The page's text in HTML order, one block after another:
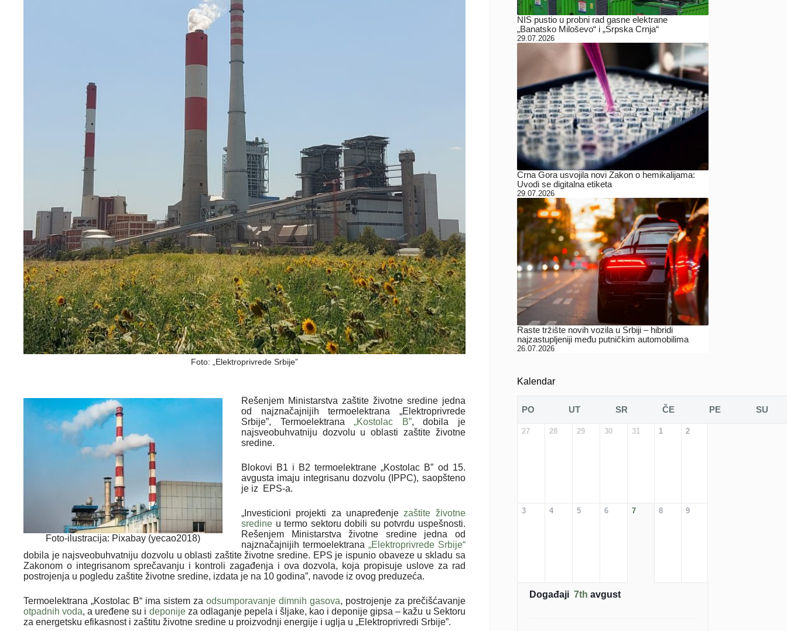
Foto: „Elektroprivrede Srbije”
Foto-ilustracija: Pixabay (yecao2018)
Rešenjem Ministarstva zaštite životne sredine jedna
od najznačajnijih termoelektrana „Elektroprivrede
Srbije”, Termoelektrana„Kostolac B”, dobila je
najsveobuhvatniju dozvolu u oblasti zaštite životne
sredine.
Blokovi B1 i B2 termoelektrane „Kostolac B” od 15.
avgusta imaju integrisanu dozvolu (IPPC), saopšteno
je iz EPS-a.
„Investicioni projekti za unapređenje zaštite životne
sredine u termo sektoru dobili su potvrdu uspešnosti.
Rešenjem Ministarstva životne sredine jedna od
najznačajnijih termoelektrana „Elektroprivrede Srbije“
dobila je najsveobuhvatniju dozvolu u oblasti zaštite životne sredine. EPS je ispunio obaveze u skladu sa
Zakonom o integrisanom sprečavanju i kontroli zagađenja i ova dozvola, koja propisuje uslove za rad
postrojenja u pogledu zaštite životne sredine, izdata je na 10 godina”, navode iz ovog preduzeća.
Termoelektrana „Kostolac B“ ima sistem za odsumporavanje dimnih gasova, postrojenje za prečišćavanje
otpadnih voda, a uređene su i deponijeza odlaganje pepela i šljake, kao i deponije gipsa – kažu u Sektoru
za energetsku efikasnost i zaštitu životne sredine u proizvodnji energije i uglja u „Elektroprivredi Srbije”.
NIS pustio u probni rad gasne elektrane
„Banatsko Miloševo“ i „Srpska Crnja“
29.07.2026
Crna Gora usvojila novi Zakon o hemikalijama:
Uvodi se digitalna etiketa
29.07.2026
Raste tržište novih vozila u Srbiji – hibridi
najzastupljeniji među putničkim automobilima
26.07.2026
Kalendar
PO UT SR ČE PE SU
27 28 29 30 31 1 2
3 4 5 6 7 8 9
Događaji 7th avgust